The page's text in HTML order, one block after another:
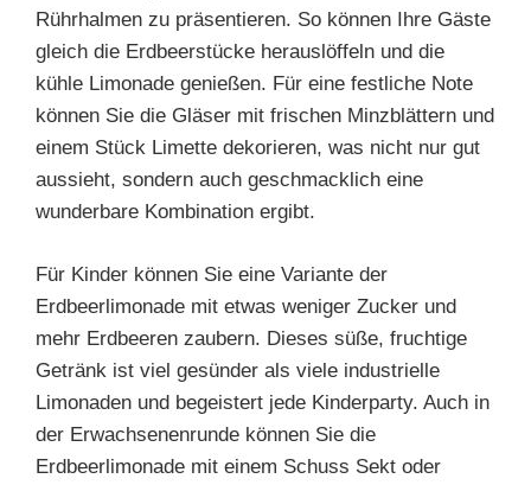
Rührhalmen zu präsentieren. So können Ihre Gäste
gleich die Erdbeerstücke herauslöffeln und die
kühle Limonade genießen. Für eine festliche Note
können Sie die Gläser mit frischen Minzblättern und
einem Stück Limette dekorieren, was nicht nur gut
aussieht, sondern auch geschmacklich eine
wunderbare Kombination ergibt.
Für Kinder können Sie eine Variante der
Erdbeerlimonade mit etwas weniger Zucker und
mehr Erdbeeren zaubern. Dieses süße, fruchtige
Getränk ist viel gesünder als viele industrielle
Limonaden und begeistert jede Kinderparty. Auch in
der Erwachsenenrunde können Sie die
Erdbeerlimonade mit einem Schuss Sekt oder